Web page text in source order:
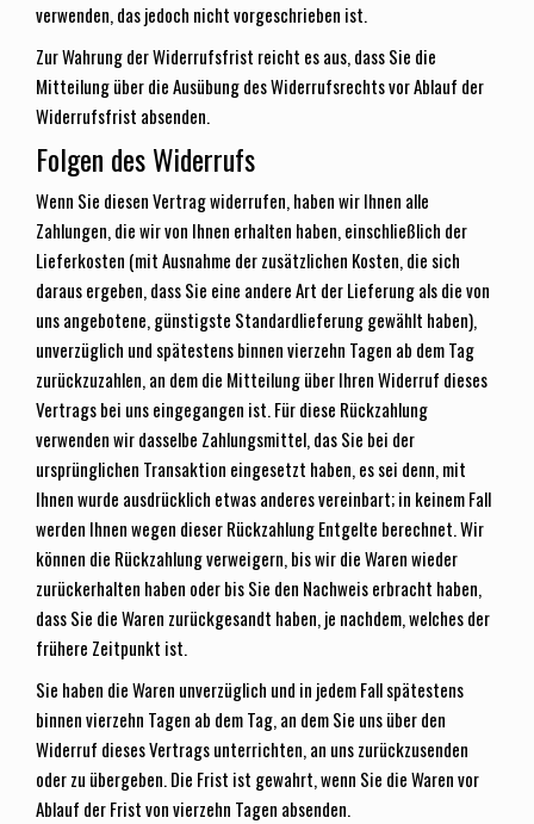
verwenden, das jedoch nicht vorgeschrieben ist.
Zur Wahrung der Widerrufsfrist reicht es aus, dass Sie die
Mitteilung über die Ausübung des Widerrufsrechts vor Ablauf der
Widerrufsfrist absenden.
Folgen des Widerrufs
Wenn Sie diesen Vertrag widerrufen, haben wir Ihnen alle
Zahlungen, die wir von Ihnen erhalten haben, einschließlich der
Lieferkosten (mit Ausnahme der zusätzlichen Kosten, die sich
daraus ergeben, dass Sie eine andere Art der Lieferung als die von
uns angebotene, günstigste Standardlieferung gewählt haben),
unverzüglich und spätestens binnen vierzehn Tagen ab dem Tag
zurückzuzahlen, an dem die Mitteilung über Ihren Widerruf dieses
Vertrags bei uns eingegangen ist. Für diese Rückzahlung
verwenden wir dasselbe Zahlungsmittel, das Sie bei der
ursprünglichen Transaktion eingesetzt haben, es sei denn, mit
Ihnen wurde ausdrücklich etwas anderes vereinbart; in keinem Fall
werden Ihnen wegen dieser Rückzahlung Entgelte berechnet. Wir
können die Rückzahlung verweigern, bis wir die Waren wieder
zurückerhalten haben oder bis Sie den Nachweis erbracht haben,
dass Sie die Waren zurückgesandt haben, je nachdem, welches der
frühere Zeitpunkt ist.
Sie haben die Waren unverzüglich und in jedem Fall spätestens
binnen vierzehn Tagen ab dem Tag, an dem Sie uns über den
Widerruf dieses Vertrags unterrichten, an uns zurückzusenden
oder zu übergeben. Die Frist ist gewahrt, wenn Sie die Waren vor
Ablauf der Frist von vierzehn Tagen absenden.